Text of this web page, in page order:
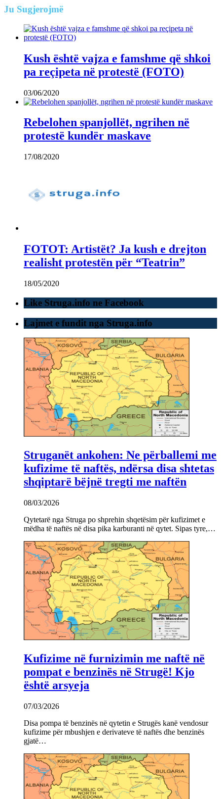
Ju Sugjerojmë
Kush është vajza e famshme që shkoi
pa reçipeta në protestë (FOTO)
03/06/2020
Rebelohen spanjollët, ngrihen në
protestë kundër maskave
17/08/2020
FOTOT: Artistët? Ja kush e drejton
realisht protestën për “Teatrin”
18/05/2020
Like Struga.info ne Facebook
Lajmet e fundit nga Struga.info
Struganët ankohen: Ne përballemi me
kufizime të naftës, ndërsa disa shtetas
shqiptarë bëjnë tregti me naftën
08/03/2026
Qytetarë nga Struga po shprehin shqetësim për kufizimet e
mëdha të naftës në disa pika karburanti në qytet. Sipas tyre,…
Kufizime në furnizimin me naftë në
pompat e benzinës në Strugë! Kjo
është arsyeja
07/03/2026
Disa pompa të benzinës në qytetin e Strugës kanë vendosur
kufizime për mbushjen e derivateve të naftës dhe benzinës
gjatë…